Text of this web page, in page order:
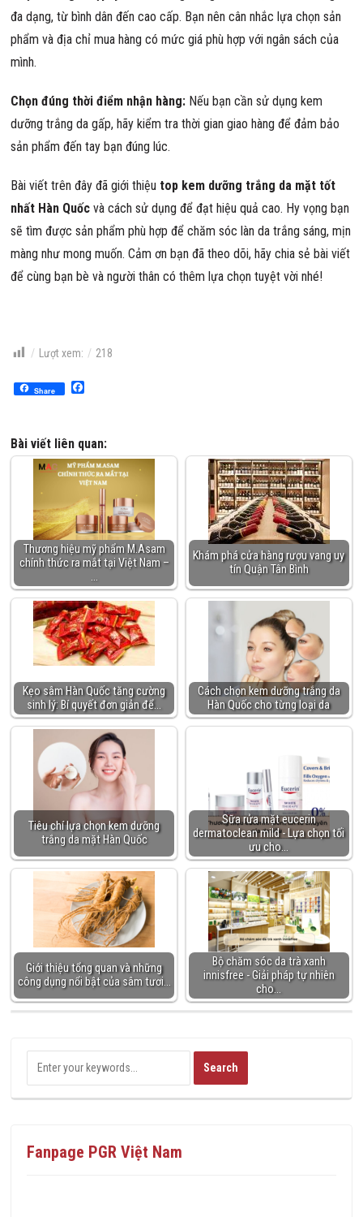
đa dạng, từ bình dân đến cao cấp. Bạn nên cân nhắc lựa chọn sản
phẩm và địa chỉ mua hàng có mức giá phù hợp với ngân sách của
mình.
Chọn đúng thời điểm nhận hàng: Nếu bạn cần sử dụng kem
dưỡng trắng da gấp, hãy kiểm tra thời gian giao hàng để đảm bảo
sản phẩm đến tay bạn đúng lúc.
Bài viết trên đây đã giới thiệu top kem dưỡng trắng da mặt tốt
nhất Hàn Quốc và cách sử dụng để đạt hiệu quả cao. Hy vọng bạn
sẽ tìm được sản phẩm phù hợp để chăm sóc làn da trắng sáng, mịn
màng như mong muốn. Cảm ơn bạn đã theo dõi, hãy chia sẻ bài viết
để cùng bạn bè và người thân có thêm lựa chọn tuyệt vời nhé!
Lượt xem: 218
Share
Bài viết liên quan:
Thương hiệu mỹ phẩm M.Asam
chính thức ra mắt tại Việt Nam –
…
Khám phá cửa hàng rượu vang uy
tín Quận Tân Bình
Kẹo sâm Hàn Quốc tăng cường
sinh lý: Bí quyết đơn giản để…
Cách chọn kem dưỡng trắng da
Hàn Quốc cho từng loại da
Tiêu chí lựa chọn kem dưỡng
trắng da mặt Hàn Quốc
Sữa rửa mặt eucerin
dermatoclean mild - Lựa chọn tối
ưu cho…
Giới thiệu tổng quan và những
công dụng nổi bật của sâm tươi…
Bộ chăm sóc da trà xanh
innisfree - Giải pháp tự nhiên
cho…
Fanpage PGR Việt Nam